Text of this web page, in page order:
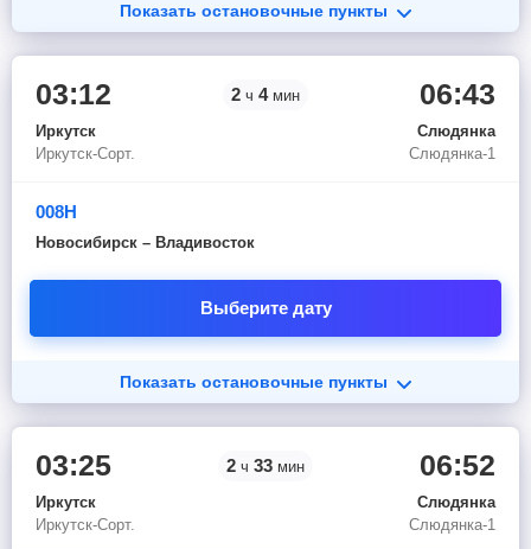
Показать остановочные пункты
03:12
Иркутск
Иркутск-Сорт.
2 ч 4 мин 06:43
Слюдянка
Слюдянка-1
008Н
Новосибирск – Владивосток
Выберите дату
Показать остановочные пункты
03:25
Иркутск
Иркутск-Сорт.
2 ч 33 мин 06:52
Слюдянка
Слюдянка-1